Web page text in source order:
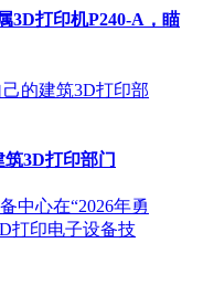
3D打印机P240-A，瞄
3D打印部门